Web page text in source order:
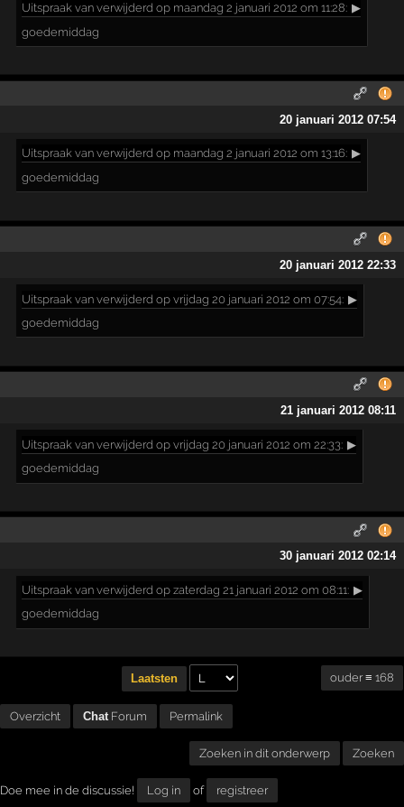
Uitspraak van verwijderd op maandag 2 januari 2012 om 11:28: ▶
goedemiddag
20 januari 2012 07:54
Uitspraak van verwijderd op maandag 2 januari 2012 om 13:16: ▶
goedemiddag
20 januari 2012 22:33
Uitspraak van verwijderd op vrijdag 20 januari 2012 om 07:54: ▶
goedemiddag
21 januari 2012 08:11
Uitspraak van verwijderd op vrijdag 20 januari 2012 om 22:33: ▶
goedemiddag
30 januari 2012 02:14
Uitspraak van verwijderd op zaterdag 21 januari 2012 om 08:11: ▶
goedemiddag
Laatsten ouder ≡ 168
Overzicht Chat Forum Permalink
Zoeken in dit onderwerp Zoeken
Doe mee in de discussie! Log in of registreer